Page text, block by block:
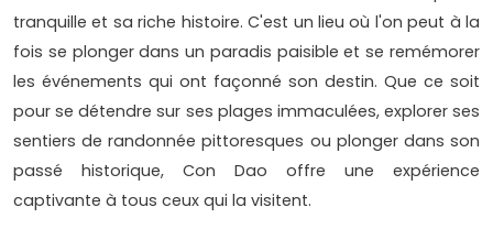
tranquille et sa riche histoire. C'est un lieu où l'on peut à la
fois se plonger dans un paradis paisible et se remémorer
les événements qui ont façonné son destin. Que ce soit
pour se détendre sur ses plages immaculées, explorer ses
sentiers de randonnée pittoresques ou plonger dans son
passé historique, Con Dao offre une expérience
captivante à tous ceux qui la visitent.